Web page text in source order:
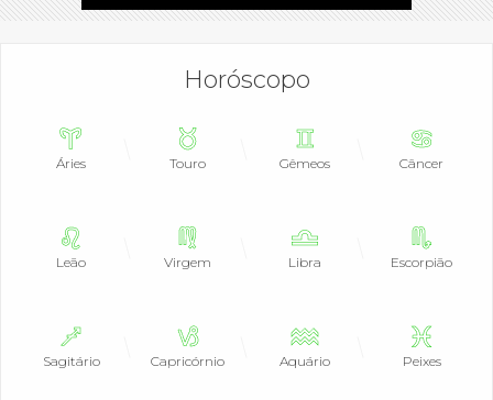
Horóscopo
Áries Touro Gêmeos Câncer
Leão Virgem Libra Escorpião
Sagitário Capricórnio Aquário Peixes